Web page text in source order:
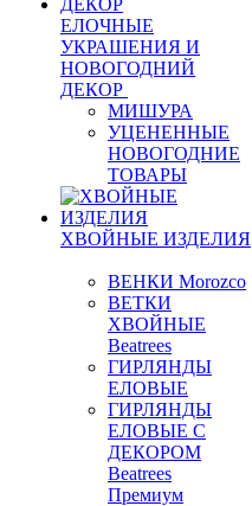
ЕЛОЧНЫЕ
УКРАШЕНИЯ И
НОВОГОДНИЙ
ДЕКОР
МИШУРА
УЦЕНЕННЫЕ
НОВОГОДНИЕ
ТОВАРЫ
ХВОЙНЫЕ ИЗДЕЛИЯ
ВЕНКИ Morozco
ВЕТКИ
ХВОЙНЫЕ
Beatrees
ГИРЛЯНДЫ
ЕЛОВЫЕ
ГИРЛЯНДЫ
ЕЛОВЫЕ С
ДЕКОРОМ
Beatrees
Премиум